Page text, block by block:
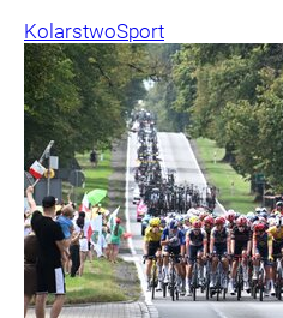
KolarstwoSport